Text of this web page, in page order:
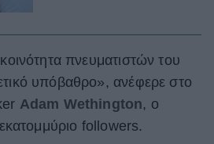
πνευματιστών του
υπόβαθρο», ανέφερε στο
Adam Wethington, ο
εκατομμύριο followers.